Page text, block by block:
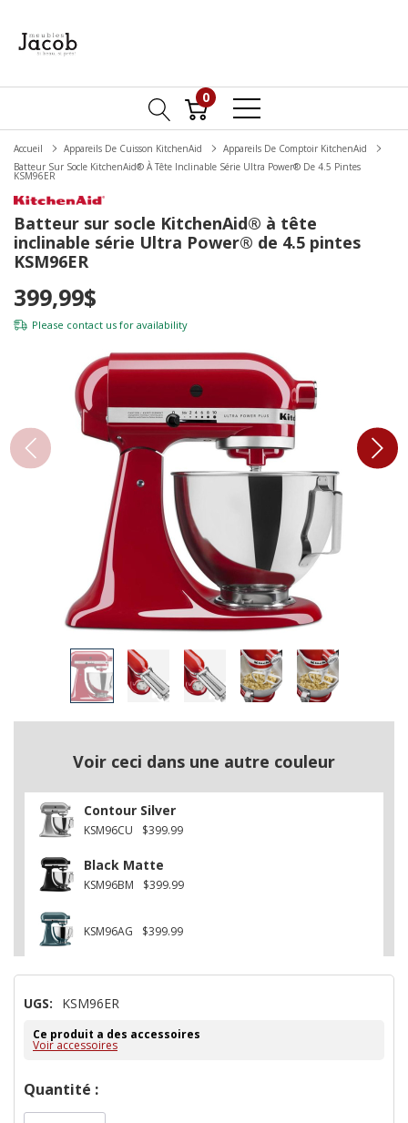
0
Accueil Appareils De Cuisson KitchenAid
Appareils De Comptoir KitchenAid
Batteur Sur Socle KitchenAid® À Tête Inclinable Série Ultra Power® De 4.5 Pintes
KSM96ER
Batteur sur socle KitchenAid® à tête
inclinable série Ultra Power® de 4.5 pintes
KSM96ER
399,99$
Please contact us for availability
Voir ceci dans une autre couleur
Contour Silver
KSM96CU $399.99
Black Matte
KSM96BM $399.99
KSM96AG $399.99
UGS: KSM96ER
Ce produit a des accessoires
Voir accessoires
Dépêchez-
vous!
Quantité :